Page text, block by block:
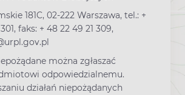
181C, 02-222 Warszawa, tel.: +
faks: + 48 22 49 21 309,
można zgłaszać
odpowiedzialnemu.
działań niepożądanych